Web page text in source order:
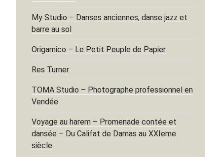
My Studio – Danses anciennes, danse jazz et
barre au sol
Origamico – Le Petit Peuple de Papier
Res Turner
TOMA Studio – Photographe professionnel en
Vendée
Voyage au harem – Promenade contée et
dansée – Du Califat de Damas au XXIeme
siècle